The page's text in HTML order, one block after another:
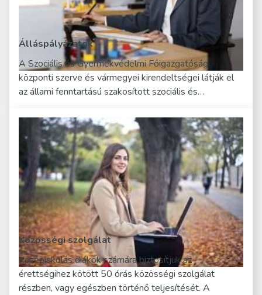
Álláspályázatok
A Szociális és Gyermekvédelmi Főigazgatóság
központi szerve és vármegyei kirendeltségei látják el
az állami fenntartású szakosított szociális és…
Közösségi szolgálat
Középiskolás diákok számára biztosítjuk az
érettségihez kötött 50 órás közösségi szolgálat
részben, vagy egészben történő teljesítését. A